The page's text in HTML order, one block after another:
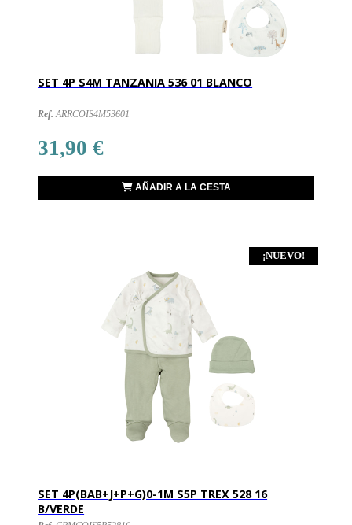
SET 4P S4M TANZANIA 536 01 BLANCO
Ref. ARRCOIS4M53601
31,90 €
AÑADIR A LA CESTA
¡NUEVO!
SET 4P(BAB+J+P+G)0-1M S5P TREX 528 16
B/VERDE